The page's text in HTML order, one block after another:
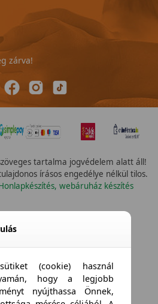
zárva!
tartalma jogvédelem alatt áll!
írásos engedélye nélkül tilos.
webáruház készítés
(cookie) használ
hogy a legjobb
nyújthassa Önnek,